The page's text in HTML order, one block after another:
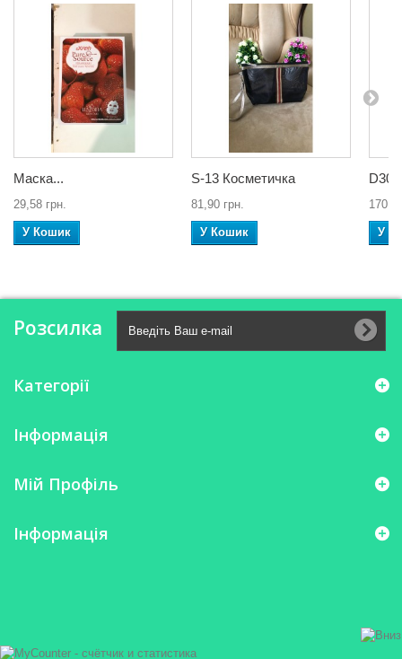
Маска...
29,58 грн.
У Кошик
S-13 Косметичка
81,90 грн.
У Кошик У
Розсилка
Категорії
Інформація
Мій Профіль
Інформація